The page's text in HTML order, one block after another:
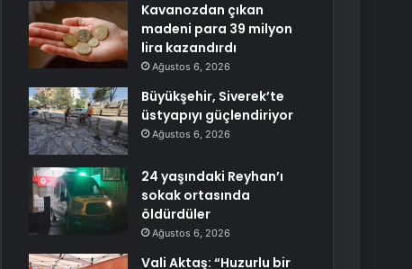
Kavanozdan çıkan
madeni para 39 milyon
lira kazandırdı
Ağustos 6, 2026
Büyükşehir, Siverek’te
üstyapıyı güçlendiriyor
Ağustos 6, 2026
24 yaşındaki Reyhan’ı
sokak ortasında
öldürdüler
Ağustos 6, 2026
Vali Aktaş: “Huzurlu bir